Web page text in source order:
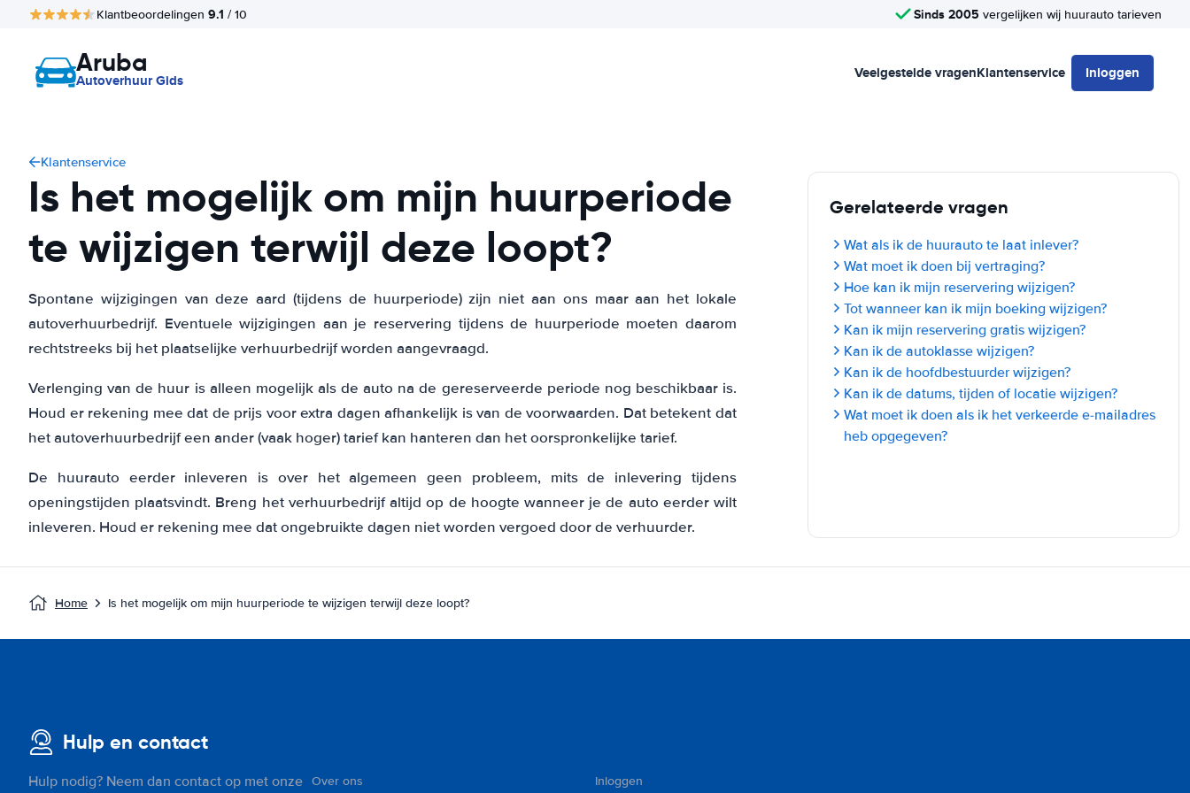
Klantbeoordelingen 9.1 / 10 Sinds 2005 vergelijken wij huurauto tarieven
Aruba
Autoverhuur Gids Veelgestelde vragenKlantenservice Inloggen
Klantenservice
Is het mogelijk om mijn huurperiode
te wijzigen terwijl deze loopt?
Spontane wijzigingen van deze aard (tijdens de huurperiode) zijn niet aan ons maar aan het lokale
autoverhuurbedrijf. Eventuele wijzigingen aan je reservering tijdens de huurperiode moeten daarom
rechtstreeks bij het plaatselijke verhuurbedrijf worden aangevraagd.
Verlenging van de huur is alleen mogelijk als de auto na de gereserveerde periode nog beschikbaar is.
Houd er rekening mee dat de prijs voor extra dagen afhankelijk is van de voorwaarden. Dat betekent dat
het autoverhuurbedrijf een ander (vaak hoger) tarief kan hanteren dan het oorspronkelijke tarief.
De huurauto eerder inleveren is over het algemeen geen probleem, mits de inlevering tijdens
openingstijden plaatsvindt. Breng het verhuurbedrijf altijd op de hoogte wanneer je de auto eerder wilt
inleveren. Houd er rekening mee dat ongebruikte dagen niet worden vergoed door de verhuurder.
Gerelateerde vragen
Wat als ik de huurauto te laat inlever?
Wat moet ik doen bij vertraging?
Hoe kan ik mijn reservering wijzigen?
Tot wanneer kan ik mijn boeking wijzigen?
Kan ik mijn reservering gratis wijzigen?
Kan ik de autoklasse wijzigen?
Kan ik de hoofdbestuurder wijzigen?
Kan ik de datums, tijden of locatie wijzigen?
Wat moet ik doen als ik het verkeerde e-mailadres
heb opgegeven?
Home Is het mogelijk om mijn huurperiode te wijzigen terwijl deze loopt?
Hulp en contact
Hulp nodig? Neem dan contact op met onze Over ons Inloggen